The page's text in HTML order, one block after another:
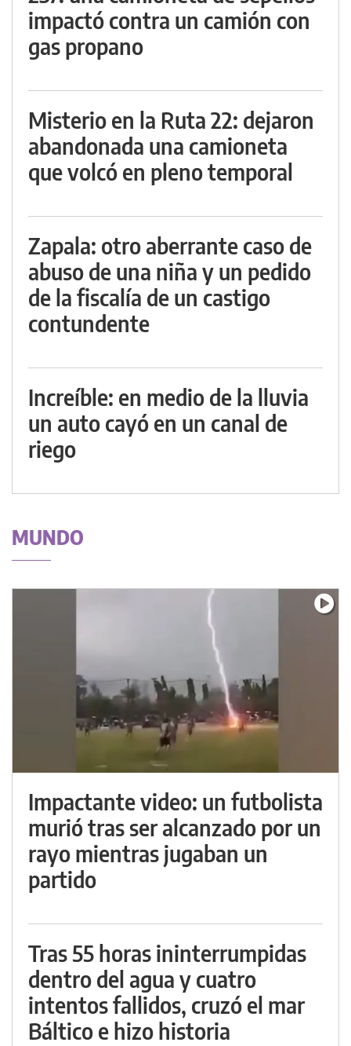
impactó contra un camión con
gas propano
Misterio en la Ruta 22: dejaron
abandonada una camioneta
que volcó en pleno temporal
Zapala: otro aberrante caso de
abuso de una niña y un pedido
de la fiscalía de un castigo
contundente
Increíble: en medio de la lluvia
un auto cayó en un canal de
riego
MUNDO
Impactante video: un futbolista
murió tras ser alcanzado por un
rayo mientras jugaban un
partido
Tras 55 horas ininterrumpidas
dentro del agua y cuatro
intentos fallidos, cruzó el mar
Báltico e hizo historia